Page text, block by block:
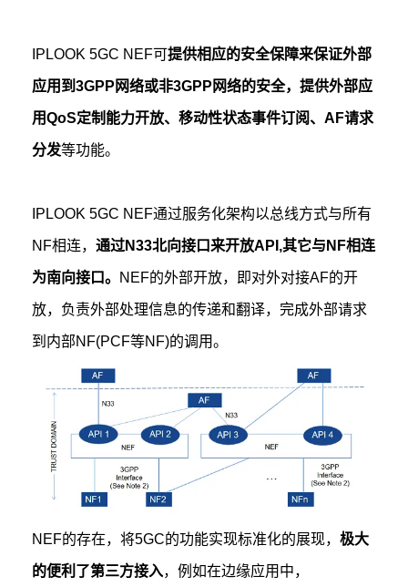
IPLOOK 5GC NEF可提供相应的安全保障来保证外部
应用到3GPP网络或非3GPP网络的安全，提供外部应
用QoS定制能力开放、移动性状态事件订阅、AF请求
分发等功能。
IPLOOK 5GC NEF通过服务化架构以总线方式与所有
NF相连，通过N33北向接口来开放API,其它与NF相连
为南向接口。 NEF的外部开放，即对外对接AF的开
放，负责外部处理信息的传递和翻译，完成外部请求
到内部NF(PCF等NF)的调用。
NEF的存在，将5GC的功能实现标准化的展现，极大
的便利了第三方接入，例如在边缘应用中，